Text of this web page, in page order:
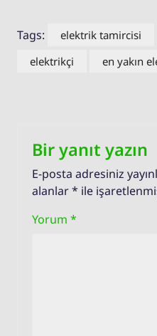
Tags: elektrik tamircisi
elektrikçi
en yakın
Bir yanıt yazın
E-posta adresiniz
alanlar* ile
Yorum *